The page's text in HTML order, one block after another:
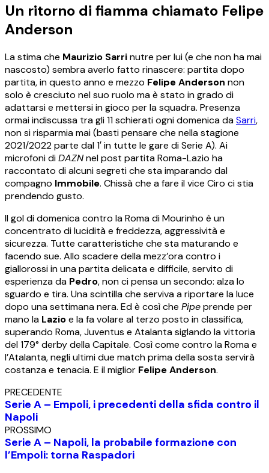
Un ritorno di fiamma chiamato Felipe
Anderson
La stima che Maurizio Sarrinutre per lui (e che non ha mai
nascosto) sembra averlo fatto rinascere: partita dopo
partita, in questo anno e mezzo Felipe Anderson non
solo è cresciuto nel suo ruolo ma è stato in grado di
adattarsi e mettersi in gioco per la squadra. Presenza
ormai indiscussa tra gli 11 schierati ogni domenica daSarri,
non si risparmia mai (basti pensare che nella stagione
2021/2022 parte dal 1′ in tutte le gare di Serie A). Ai
microfoni diDAZNnel post partita Roma-Lazio ha
raccontato di alcuni segreti che sta imparando dal
compagno Immobile. Chissà che a fare il vice Ciro ci stia
prendendo gusto.
Il gol di domenica contro la Roma di Mourinho è un
concentrato di lucidità e freddezza, aggressività e
sicurezza. Tutte caratteristiche che sta maturando e
facendo sue. Allo scadere della mezz’ora contro i
giallorossi in una partita delicata e difficile, servito di
esperienza da Pedro, non ci pensa un secondo: alza lo
sguardo e tira. Una scintilla che serviva a riportare la luce
dopo una settimana nera. Ed è così che Pipeprende per
mano la Lazioe la fa volare al terzo posto in classifica,
superando Roma, Juventus e Atalanta siglando la vittoria
del 179° derby della Capitale. Così come contro la Roma e
l’Atalanta, negli ultimi due match prima della sosta servirà
costanza e tenacia. E il miglior Felipe Anderson.
PRECEDENTE
Serie A – Empoli, i precedenti della sfida contro il
Napoli
PROSSIMO
Serie A – Napoli, la probabile formazione con
l’Empoli: torna Raspadori